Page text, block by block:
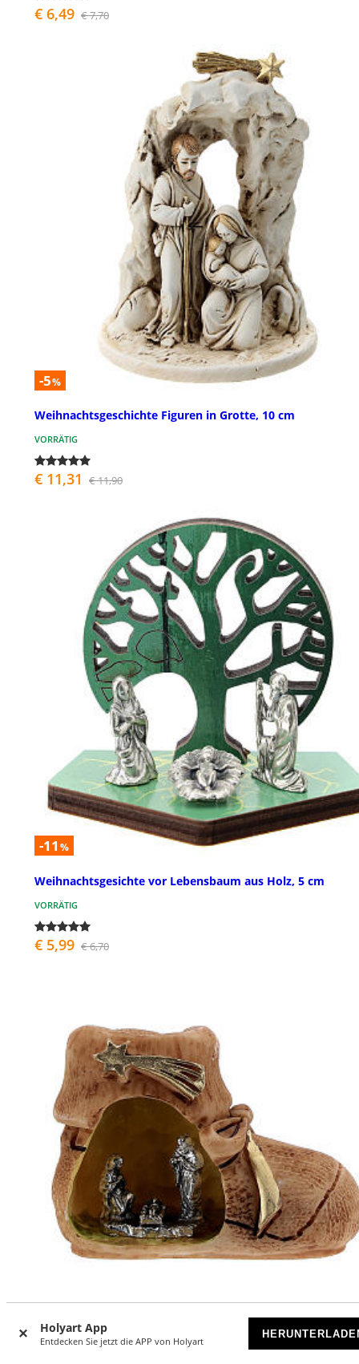
Holyart App
Entdecken Sie jetzt die APP von Holyart
€ 6,49 € 7,70
-5%
Weihnachtsgeschichte Figuren in Grotte, 10 cm
VORRÄTIG
€ 11,31 € 11,90
-11 %
Weihnachtsgesichte vor Lebensbaum aus Holz, 5 cm
VORRÄTIG
€ 5,99 € 6,70
Weihnachtsgeschichte in Stiefelchen aus Harz, 5 cm